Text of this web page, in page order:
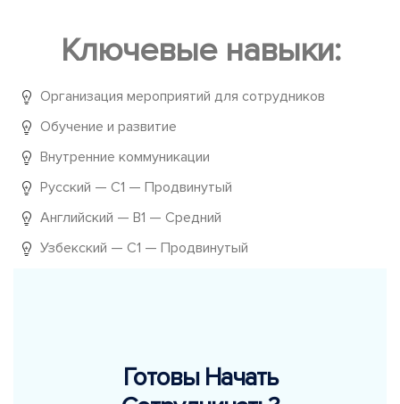
Ключевые навыки:
Организация мероприятий для сотрудников
Обучение и развитие
Внутренние коммуникации
Русский — C1 — Продвинутый
Английский — B1 — Средний
Узбекский — C1 — Продвинутый
Готовы Начать